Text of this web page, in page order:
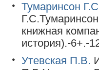
Тумаринсон
книжная
история).-6+.-
Утевская П.В.